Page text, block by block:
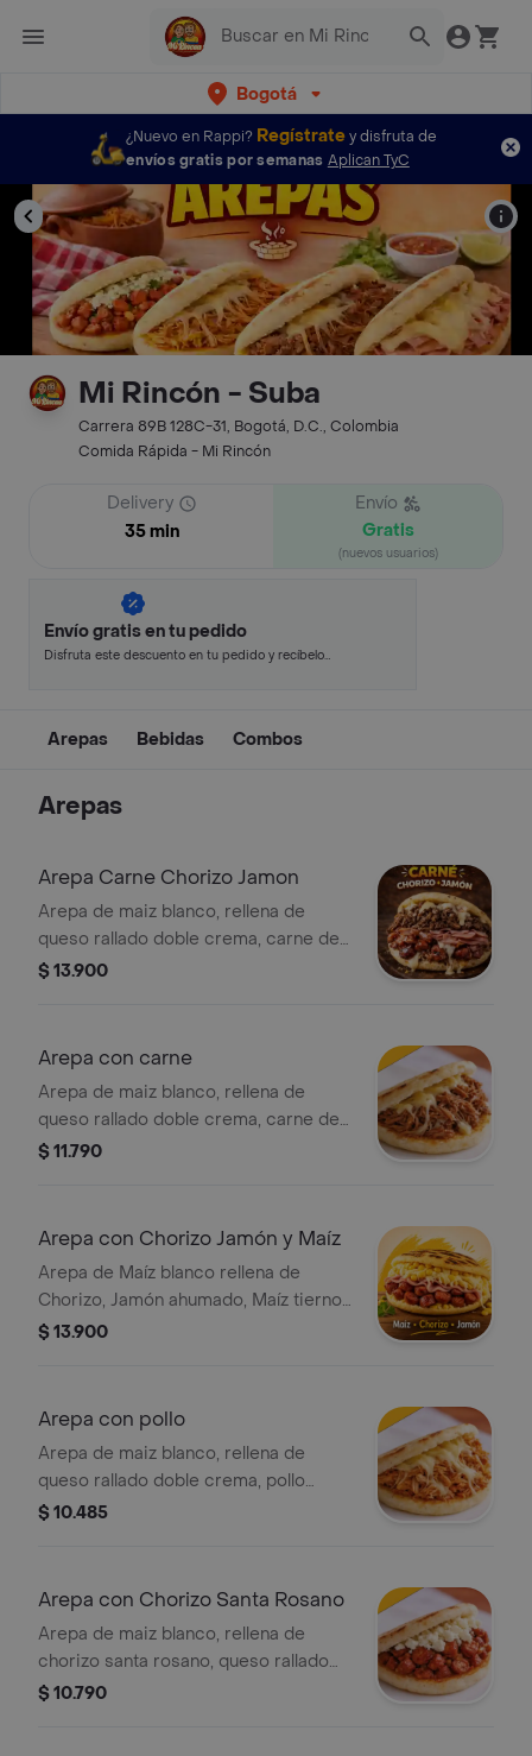
Bogotá
¿Nuevo en Rappi? Regístratey disfruta de
envíos gratis por semanas Aplican TyC
Mi Rincón - Suba
Carrera 89B 128C-31, Bogotá, D.C., Colombia
Comida Rápida - Mi Rincón
Delivery
35 min
Envío
Gratis
(nuevos usuarios)
Envío gratis en tu pedido
Disfruta este descuento en tu pedido y recíbelo
Arepas Bebidas Combos
Arepas
Arepa Carne Chorizo Jamon
Arepa de maiz blanco, rellena de
queso rallado doble crema, carne de
res desmechada, Chorizo Santa
$ 13.900
Arepa con carne
Arepa de maiz blanco, rellena de
queso rallado doble crema, carne de
res desmechada y deliciosa salsa
$ 11.790
Arepa con Chorizo Jamón y Maíz
Arepa de Maíz blanco rellena de
Chorizo, Jamón ahumado, Maíz tierno,
Queso rallado doble crema y
$ 13.900
Arepa con pollo
Arepa de maiz blanco, rellena de
queso rallado doble crema, pollo
desmechado y salsa criolla.
$ 10.485
Arepa con Chorizo Santa Rosano
Arepa de maiz blanco, rellena de
chorizo santa rosano, queso rallado
doble crema y deliciosa salsa criolla.
$ 10.790